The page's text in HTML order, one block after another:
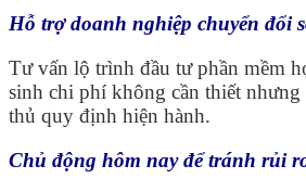
Hỗ trợ doanh nghiệp chuyển đổi
Tư vấn lộ trình đầu tư phần mềm
sinh chi phí không cần thiết nhưng
thủ quy định hiện hành.
Chủ động hôm nay để tránh rủi